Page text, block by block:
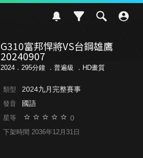
G310富邦悍將VS台鋼雄鷹
20240907
2024．295分鐘 ． 普遍級 ．HD畫質
類型 2024九月完整賽事
發音 國語
星等 0
下架時間 2036年12月31日